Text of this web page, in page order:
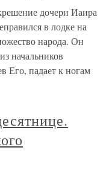
дочери Иаира
в лодке на
народа. Он
начальников
Его, падает к ногам